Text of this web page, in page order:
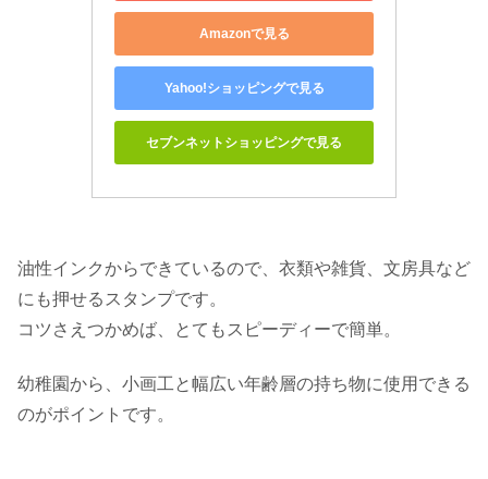
Amazonで見る
Yahoo!ショッピングで見る
セブンネットショッピングで見る
油性インクからできているので、衣類や雑貨、文房具など
にも押せるスタンプです。
コツさえつかめば、とてもスピーディーで簡単。
幼稚園から、小画工と幅広い年齢層の持ち物に使用できる
のがポイントです。